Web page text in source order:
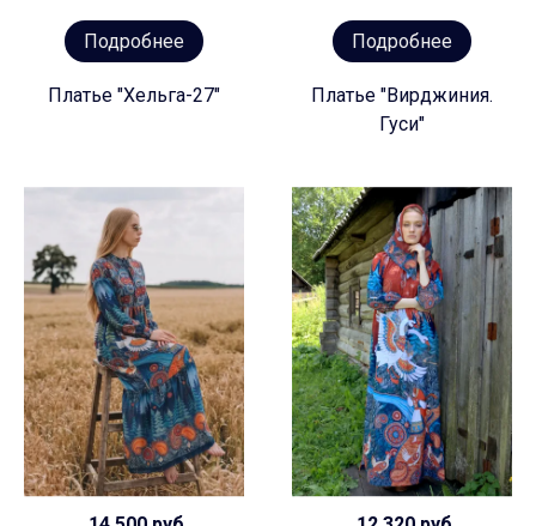
Подробнее
Платье "Хельга-27"
Подробнее
Платье "Вирджиния.
Гуси"